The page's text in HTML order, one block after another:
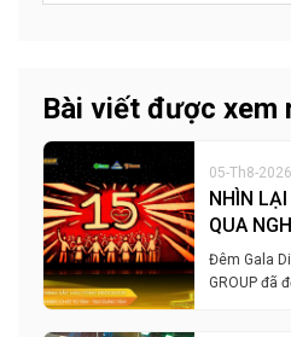
Bài viết được xem
05-Th8-2026
NHÌN
QUA
Đêm Gala
GROUP đã